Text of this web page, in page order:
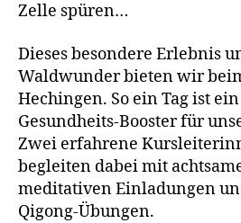
Zelle spüren…
Dieses besondere Erlebnis
Waldwunder bieten wir
Hechingen. So ein Tag ist
Gesundheits-Booster für
Zwei erfahrene
begleiten dabei mit
meditativen Einladungen
Qigong-Übungen.